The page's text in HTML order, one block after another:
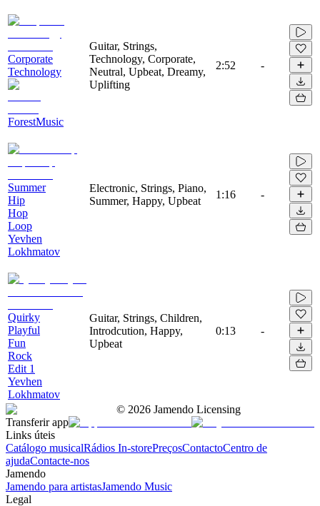
Corporate
Technology
ForestMusic
Guitar, Strings,
Technology, Corporate,
Neutral, Upbeat, Dreamy,
Uplifting
2:52 -
Summer
Hip
Hop
Loop
Yevhen
Lokhmatov
Electronic, Strings, Piano,
Summer, Happy, Upbeat
1:16 -
Quirky
Playful
Fun
Rock
Edit 1
Yevhen
Lokhmatov
Guitar, Strings, Children,
Introdcution, Happy,
Upbeat
0:13 -
© 2026 Jamendo Licensing
Transferir app
Links úteis
Catálogo musicalRádios In-storePreçosContactoCentro de
ajudaContacte-nos
Jamendo
Jamendo para artistasJamendo Music
Legal